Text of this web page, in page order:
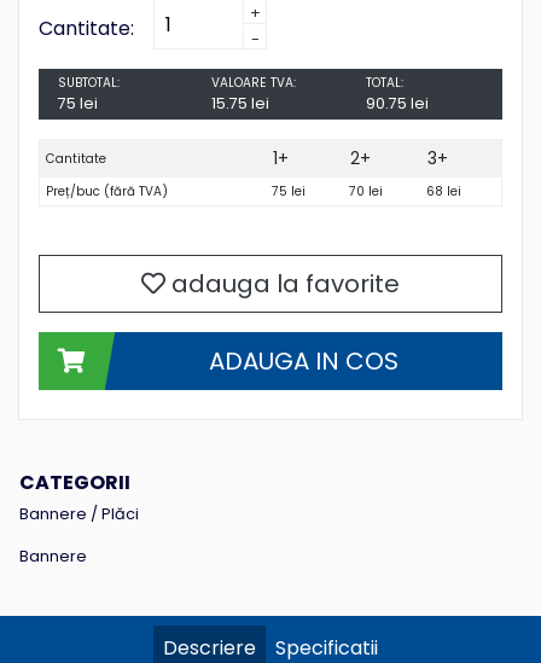
CATEGORII
Bannere / Plăci
Bannere
Cantitate:
+
-
SUBTOTAL:
75 lei
VALOARE TVA:
15.75 lei
TOTAL:
90.75 lei
Cantitate 1+ 2+ 3+
Preț/buc (fără TVA) 75 lei 70 lei 68 lei
adauga la favorite
ADAUGA IN COS
Descriere Specificatii